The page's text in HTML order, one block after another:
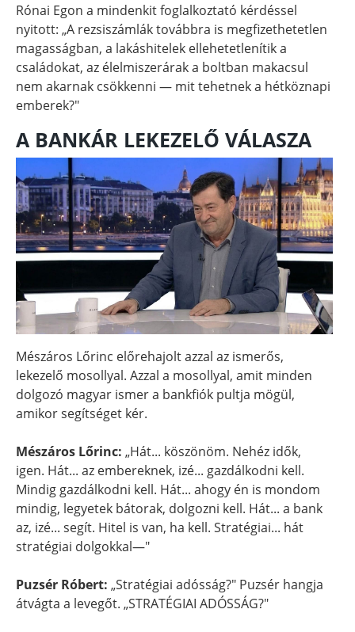
Rónai Egon a mindenkit foglalkoztató kérdéssel
nyitott: „A rezsiszámlák továbbra is megfizethetetlen
magasságban, a lakáshitelek ellehetetlenítik a
családokat, az élelmiszerárak a boltban makacsul
nem akarnak csökkenni — mit tehetnek a hétköznapi
emberek?"
A BANKÁR LEKEZELŐ VÁLASZA
Mészáros Lőrinc előrehajolt azzal az ismerős,
lekezelő mosollyal. Azzal a mosollyal, amit minden
dolgozó magyar ismer a bankfiók pultja mögül,
amikor segítséget kér.
Mészáros Lőrinc: „Hát... köszönöm. Nehéz idők,
igen. Hát... az embereknek, izé... gazdálkodni kell.
Mindig gazdálkodni kell. Hát... ahogy én is mondom
mindig, legyetek bátorak, dolgozni kell. Hát... a bank
az, izé... segít. Hitel is van, ha kell. Stratégiai... hát
stratégiai dolgokkal—"
Puzsér Róbert: „Stratégiai adósság?" Puzsér hangja
átvágta a levegőt. „STRATÉGIAI ADÓSSÁG?"